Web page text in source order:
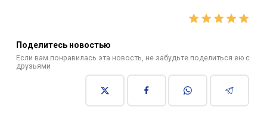
Поделитесь новостью
Если вам понравилась эта новость, не забудьте поделиться ею с
друзьями